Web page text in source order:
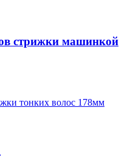
стрижки машинкой